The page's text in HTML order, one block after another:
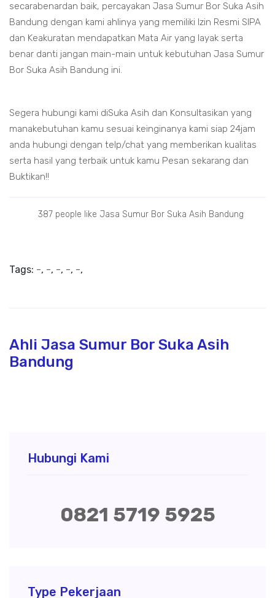
secarabenardan baik, percayakan Jasa Sumur Bor Suka Asih
Bandung dengan kami ahlinya yang memiliki Izin Resmi SIPA
dan Keakuratan mendapatkan Mata Air yang layak serta
benar danti jangan main-main untuk kebutuhan Jasa Sumur
Bor Suka Asih Bandung ini.
Segera hubungi kami diSuka Asih dan Konsultasikan yang
manakebutuhan kamu sesuai keinginanya kami siap 24jam
anda hubungi dengan telp/chat yang memberikan kualitas
serta hasil yang terbaik untuk kamu Pesan sekarang dan
Buktikan!!
387 people like Jasa Sumur Bor Suka Asih Bandung
Tags: -, -, -, -, -,
Ahli Jasa Sumur Bor Suka Asih
Bandung
Hubungi Kami
0821 5719 5925
Type Pekerjaan